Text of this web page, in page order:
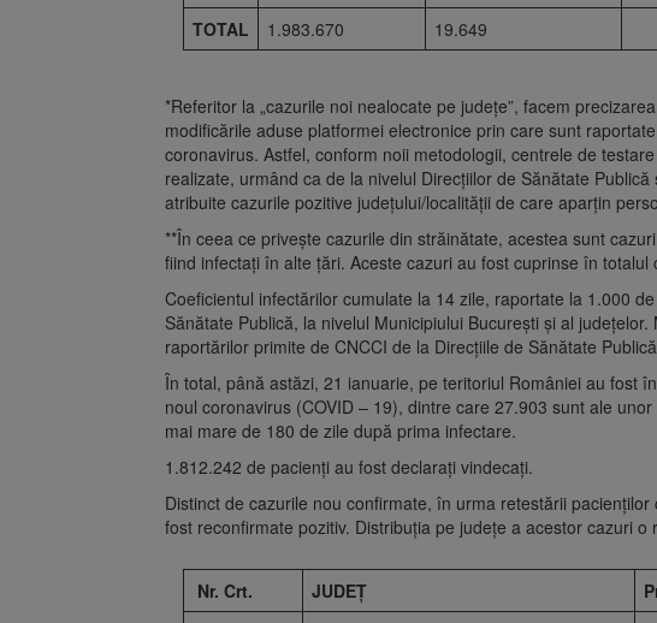
TOTAL 1.983.670 19.649
*Referitor la „cazurile noi nealocate pe județe”, facem
modificările aduse platformei electronice prin care sunt
coronavirus. Astfel, conform noii metodologii, centrele de
realizate, urmând ca de la nivelul Direcțiilor de Sănătate
atribuite cazurile pozitive județului/localității de care aparțin
**În ceea ce privește cazurile din străinătate, acestea sunt
fiind infectați în alte țări. Aceste cazuri au fost cuprinse în
Coeficientul infectărilor cumulate la 14 zile, raportate la 1.000
Sănătate Publică, la nivelul Municipiului București și al
raportărilor primite de CNCCI de la Direcțiile de Sănătate
În total, până astăzi, 21 ianuarie, pe teritoriul României au fost
noul coronavirus (COVID – 19), dintre care 27.903 sunt ale
mai mare de 180 de zile după prima infectare.
1.812.242 de pacienți au fost declarați vindecați.
Distinct de cazurile nou confirmate, în urma retestării
fost reconfirmate pozitiv. Distribuția pe județe a acestor cazuri o
Nr. Crt. JUDEȚ